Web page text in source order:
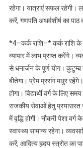
रहेगा। यात्राएं सफल रहेगी।
करें, गणपति अथर्वशीर्ष का
*4–कर्क राशि–* कर्क राशि
व्यापार में लाभ प्राप्त करेंगे।
से धनार्जन के पूर्ण योग।
बीतेगा। प्रेम प्रसंग मधुर
होगा। विद्यार्थी वर्ग के लिए
राजकीय सेवाओं हेतु प्रयासरत
में वृद्धि होगी। नौकरी पेशा
स्वास्थ्य सामान्य रहेगा।
करें, आदित्य हृदय स्त्रोत का